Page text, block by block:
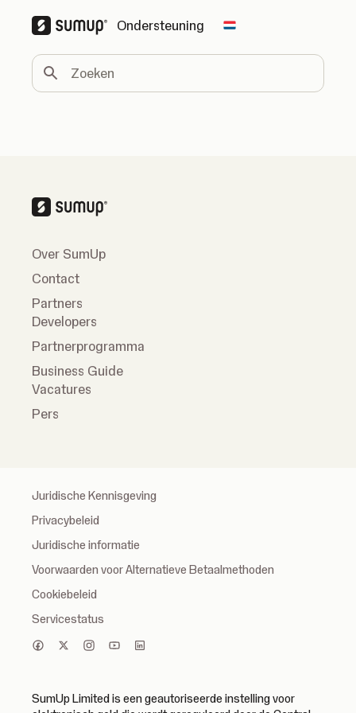
Ondersteuning Change country
Zoeken
Over SumUp
Contact
Partners
Developers
Partnerprogramma
Business Guide
Vacatures
Pers
Juridische Kennisgeving
Privacybeleid
Juridische informatie
Voorwaarden voor Alternatieve Betaalmethoden
Cookiebeleid
Servicestatus
SumUp Limited is een geautoriseerde instelling voor